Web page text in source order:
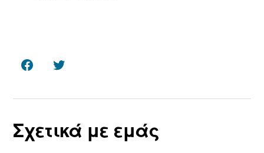
FacebookTwitter
Σχετικά με εμάς